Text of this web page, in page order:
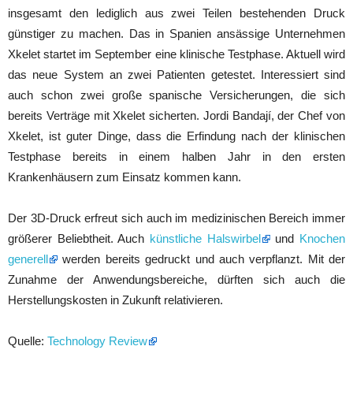
insgesamt den lediglich aus zwei Teilen bestehenden Druck
günstiger zu machen. Das in Spanien ansässige Unternehmen
Xkelet startet im September eine klinische Testphase. Aktuell wird
das neue System an zwei Patienten getestet. Interessiert sind
auch schon zwei große spanische Versicherungen, die sich
bereits Verträge mit Xkelet sicherten. Jordi Bandají, der Chef von
Xkelet, ist guter Dinge, dass die Erfindung nach der klinischen
Testphase bereits in einem halben Jahr in den ersten
Krankenhäusern zum Einsatz kommen kann.
Der 3D-Druck erfreut sich auch im medizinischen Bereich immer
größerer Beliebtheit. Auch künstliche Halswirbel und Knochen
generell
werden bereits gedruckt und auch verpflanzt. Mit der
Zunahme der Anwendungsbereiche, dürften sich auch die
Herstellungskosten in Zukunft relativieren.
Quelle: Technology Review